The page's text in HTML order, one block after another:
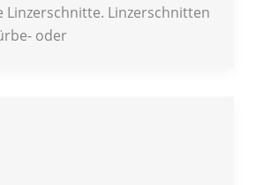
Linzerschnitte. Linzerschnitten
oder